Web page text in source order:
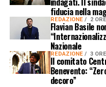
fiducia nella
REDAZIONE 2
Flavian Basile
Nazionale
REDAZIONE 3
Il comitato
Benevento:
decoro”